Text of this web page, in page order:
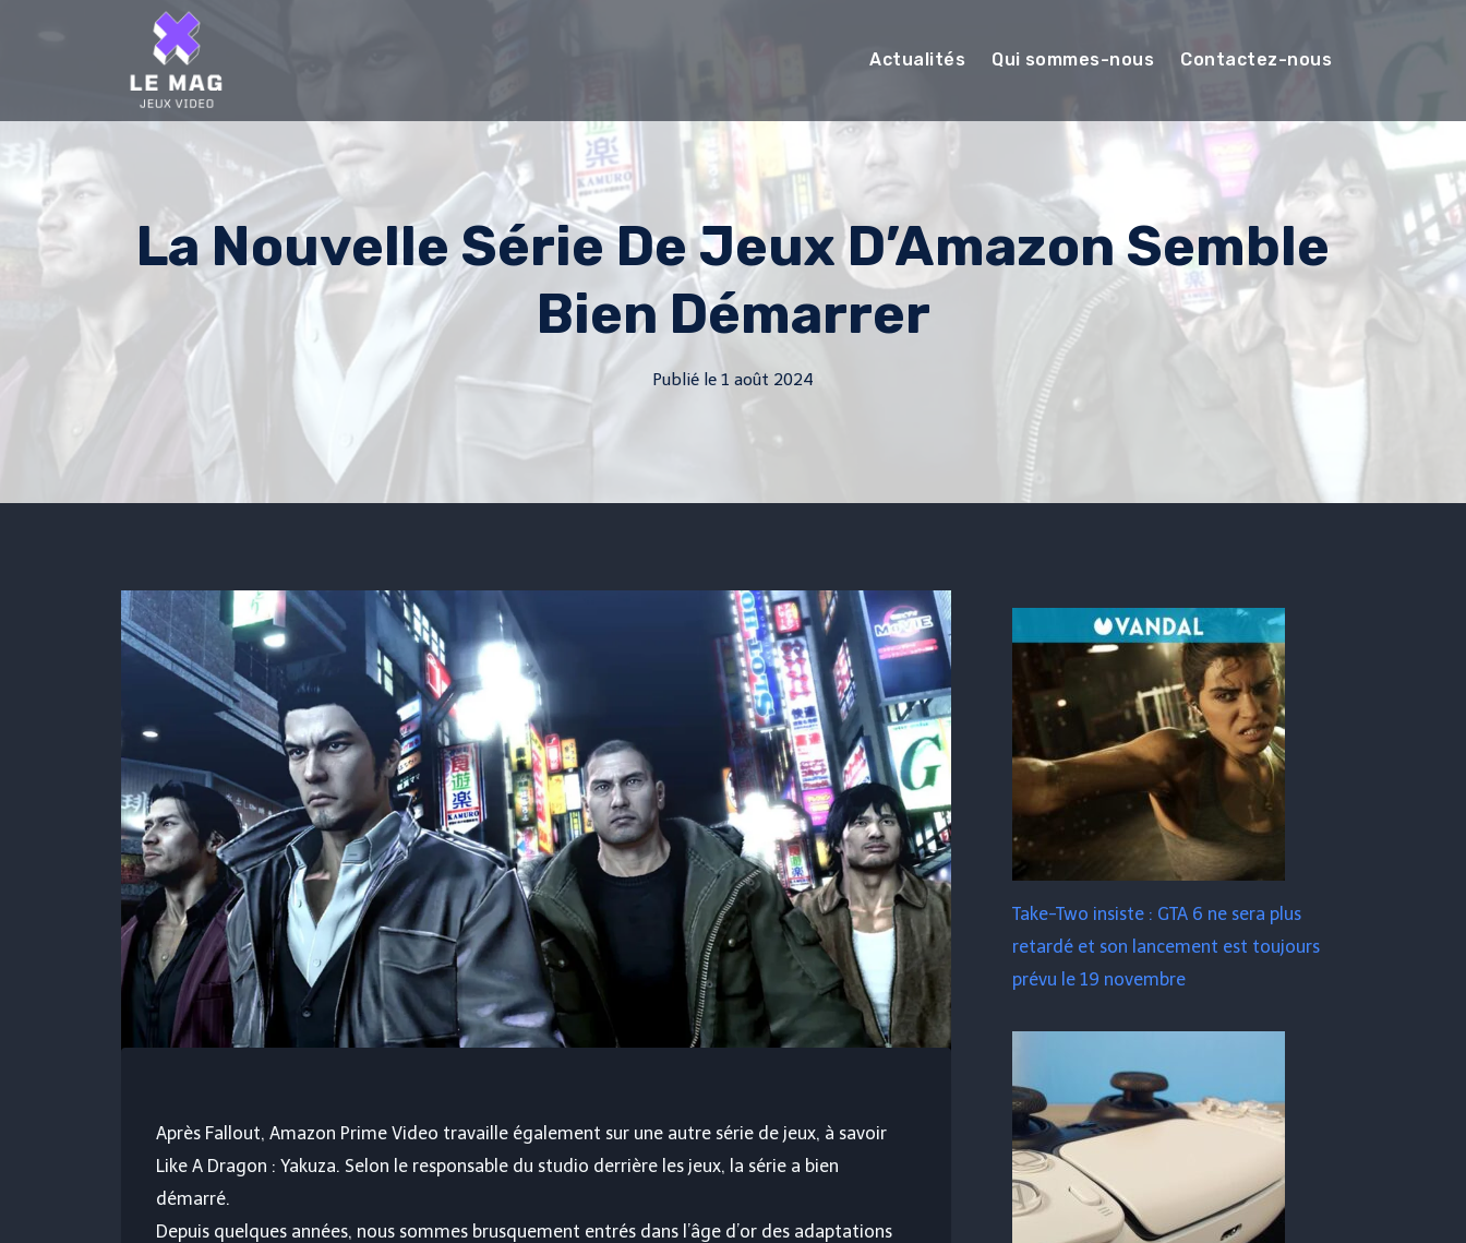
Actualités Qui sommes-nous Contactez-nous
La Nouvelle Série De Jeux D’Amazon Semble
Bien Démarrer
Publié le 1 août 2024
Après Fallout, Amazon Prime Video travaille également sur une autre série de jeux, à savoir
Like A Dragon : Yakuza. Selon le responsable du studio derrière les jeux, la série a bien
démarré.
Depuis quelques années, nous sommes brusquement entrés dans l’âge d’or des adaptations
Take-Two insiste : GTA 6 ne sera plus
retardé et son lancement est toujours
prévu le 19 novembre